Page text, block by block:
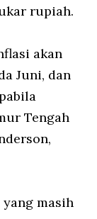
rupiah.
akan
Juni, dan
Tengah
masih